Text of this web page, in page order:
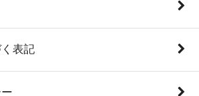
表記